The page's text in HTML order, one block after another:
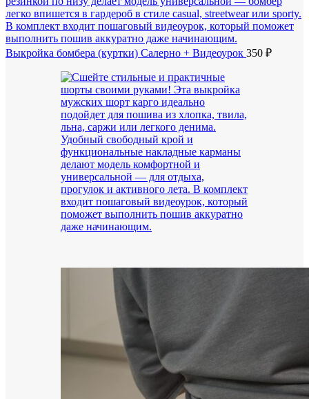
Выкройка бомбера (куртки) Салерно + Видеоурок 350 ₽